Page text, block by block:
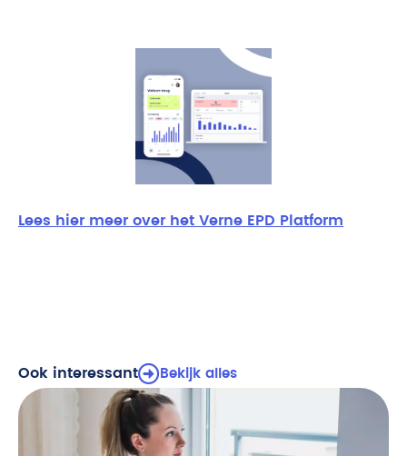
Lees hier meer over het Verne EPD Platform
Ook interessant Bekijk alles